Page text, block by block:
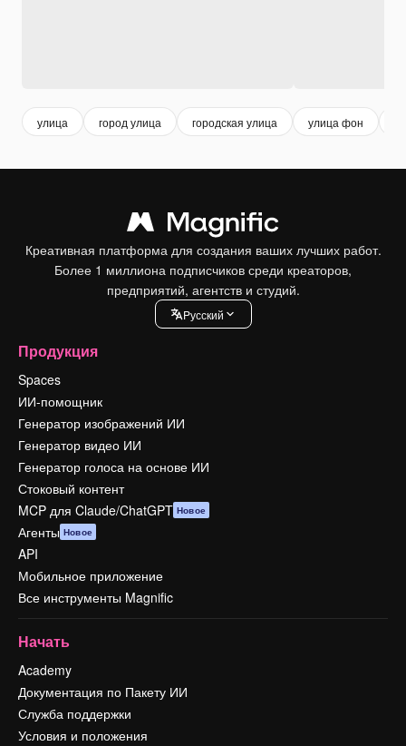
улица город улица городская улица улица фон
Креативная платформа для создания ваших лучших работ.
Более 1 миллиона подписчиков среди креаторов,
предприятий, агентств и студий.
Pусский
Продукция
Spaces
ИИ-помощник
Генератор изображений ИИ
Генератор видео ИИ
Генератор голоса на основе ИИ
Стоковый контент
MCP для Claude/ChatGPT Новое
Агенты Новое
API
Мобильное приложение
Все инструменты Magnific
Начать
Academy
Документация по Пакету ИИ
Служба поддержки
Условия и положения